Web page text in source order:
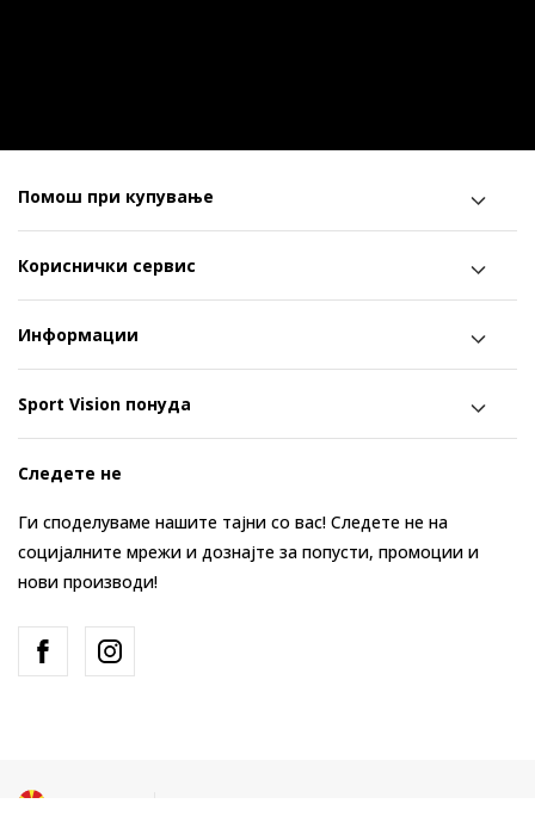
Помош при купување
Кориснички сервис
Информации
Sport Vision понуда
Следете не
Ги споделуваме нашите тајни со вас! Следете не на
социјалните мрежи и дознајте за попусти, промоции и
нови производи!